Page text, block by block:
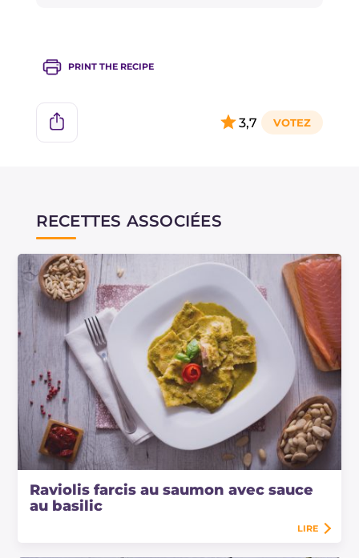
PRINT THE RECIPE
3,7
RECETTES ASSOCIÉES
Raviolis farcis au saumon avec sauce
au basilic
LIRE